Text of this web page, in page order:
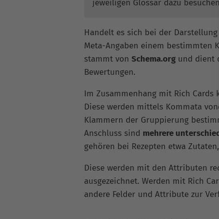
jeweiligen Glossar dazu
Handelt es sich bei der
Meta-Angaben einem bestimmten
stammt von Schema.org und dient
Bewertungen.
Im Zusammenhang mit Rich Cards
Diese werden mittels Kommata
Klammern der Gruppierung
Anschluss sind mehrere
gehören bei Rezepten etwa
Diese werden mit den Attributen
ausgezeichnet. Werden mit Rich
andere Felder und Attribute zur